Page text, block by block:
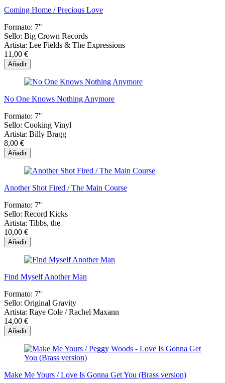
Coming Home / Precious Love
Formato: 7"
Sello: Big Crown Records
Artista: Lee Fields & The Expressions
11,00 €
Añadir
No One Knows Nothing Anymore
Formato: 7"
Sello: Cooking Vinyl
Artista: Billy Bragg
8,00 €
Añadir
Another Shot Fired / The Main Course
Formato: 7"
Sello: Record Kicks
Artista: Tibbs, the
10,00 €
Añadir
Find Myself Another Man
Formato: 7"
Sello: Original Gravity
Artista: Raye Cole / Rachel Maxann
14,00 €
Añadir
Make Me Yours / Love Is Gonna Get You (Brass version)